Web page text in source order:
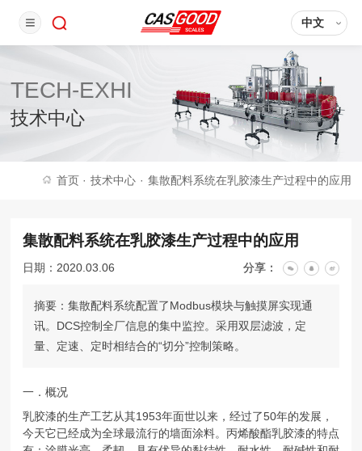
中文
TECH-EXHI
技术中心
首页 · 技术中心 · 集散配料系统在乳胶漆生产过程中的应用
集散配料系统在乳胶漆生产过程中的应用
日期：2020.03.06 分享：
摘要：集散配料系统配置了Modbus模块与触摸屏实现通
讯。DCS控制全厂信息的集中监控。采用双层滤波，定
量、定速、定时相结合的“切分”控制策略。
一．概况
乳胶漆的生产工艺从其1953年面世以来，经过了50年的发展，
今天它已经成为全球最流行的墙面涂料。丙烯酸酯乳胶漆的特点